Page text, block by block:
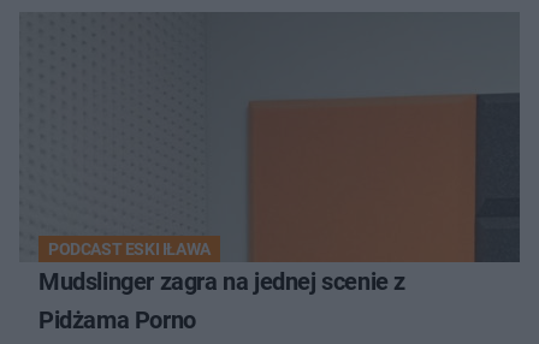
PODCAST ESKI IŁAWA
Mudslinger zagra na jednej scenie z
Pidżama Porno